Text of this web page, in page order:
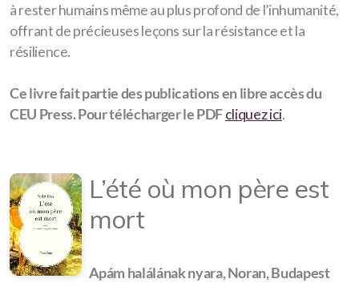
à rester humains même au plus profond de l’inhumanité,
offrant de précieuses leçons sur la résistance et la
résilience.
Ce livre fait partie des publications en libre accès du
CEU Press. Pour télécharger le PDFcliquez ici.
L’été où mon père est
mort
Apám halálának nyara, Noran, Budapest